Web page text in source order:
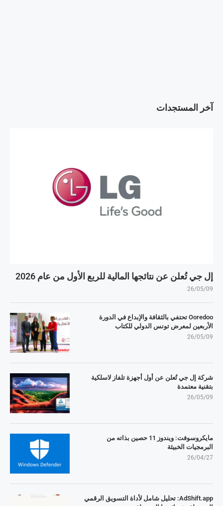
آخر المستجدات
إل جي تُعلن عن نتائجها المالية للربع الأول من عام 2026
26/05/09
Ooredoo تحتفي بالثقافة والإبداع في الدورة
الأربعين لمعرض تونس الدولي للكتاب
26/05/09
شركة إل جي تُعلن عن أول أجهزة تلفاز لاسلكية
بتقنية معتمدة
26/05/09
مايكروسوفت: ويندوز 11 حصين بذاته من
البرمجيات الخبيثة
26/04/27
AdShift.app: تحليل شامل لأداة التسويق الرقمي